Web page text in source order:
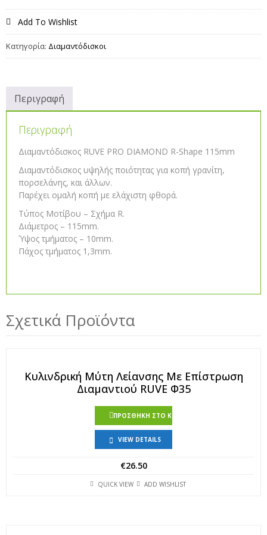
Add To Wishlist
Κατηγορία: Διαμαντόδισκοι
Περιγραφή
Περιγραφή
Διαμαντόδισκος RUVE PRO DIAMOND R-Shape 115mm
Διαμαντόδισκος υψηλής ποιότητας για κοπή γρανίτη,
πορσελάνης, και άλλων.
Παρέχει ομαλή κοπή με ελάχιστη φθορά.
Τύπος Μοτίβου – Σχήμα R.
Διάμετρος – 115mm.
Ύψος τμήματος – 10mm.
Πάχος τμήματος 1,3mm.
Σχετικά Προϊόντα
Κυλινδρική Μύτη Λείανσης Με Επίστρωση
Διαμαντιού RUVE Φ35
ΠΡΟΣΘΉΚΗ ΣΤΟ ΚΑΛΆΘΙ
VIEW DETAILS
€26.50
QUICK VIEW ADD WISHLIST